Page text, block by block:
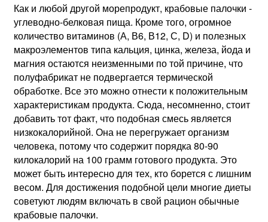
Как и любой другой морепродукт, крабовые палочки -
углеводно-белковая пища. Кроме того, огромное
количество витаминов (А, В6, В12, С, D) и полезных
макроэлементов типа кальция, цинка, железа, йода и
магния остаются неизменными по той причине, что
полуфабрикат не подвергается термической
обработке. Все это можно отнести к положительным
характеристикам продукта. Сюда, несомненно, стоит
добавить тот факт, что подобная смесь является
низкокалорийной. Она не перегружает организм
человека, потому что содержит порядка 80-90
килокалорий на 100 грамм готового продукта. Это
может быть интересно для тех, кто борется с лишним
весом. Для достижения подобной цели многие диеты
советуют людям включать в свой рацион обычные
крабовые палочки.